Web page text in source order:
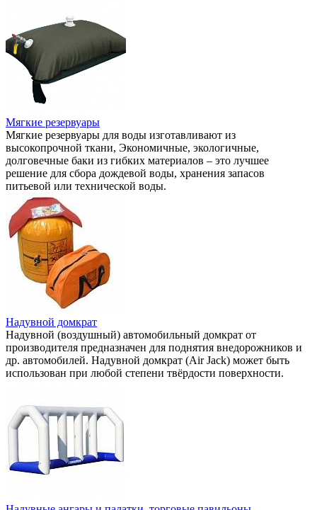
Мягкие резервуары
Мягкие резервуары для воды изготавливают из
высокопрочной ткани, Экономичные, экологичные,
долговечные баки из гибких материалов – это лучшее
решение для сбора дождевой воды, хранения запасов
питьевой или технической воды.
Надувной домкрат
Надувной (воздушный) автомобильный домкрат от
производителя предназначен для поднятия внедорожников и
др. автомобилей. Надувной домкрат (Air Jack) может быть
использован при любой степени твёрдости поверхности.